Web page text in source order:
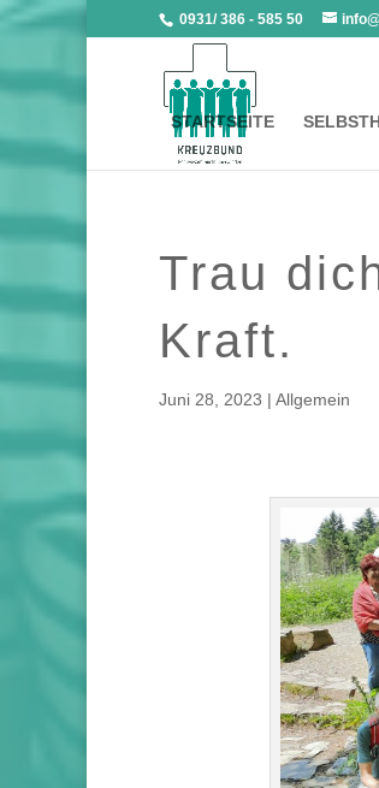
0931/ 386 - 585 50
STARTSEITE
Trau
Kraft.
Juni 28, 2023 | Allgemein